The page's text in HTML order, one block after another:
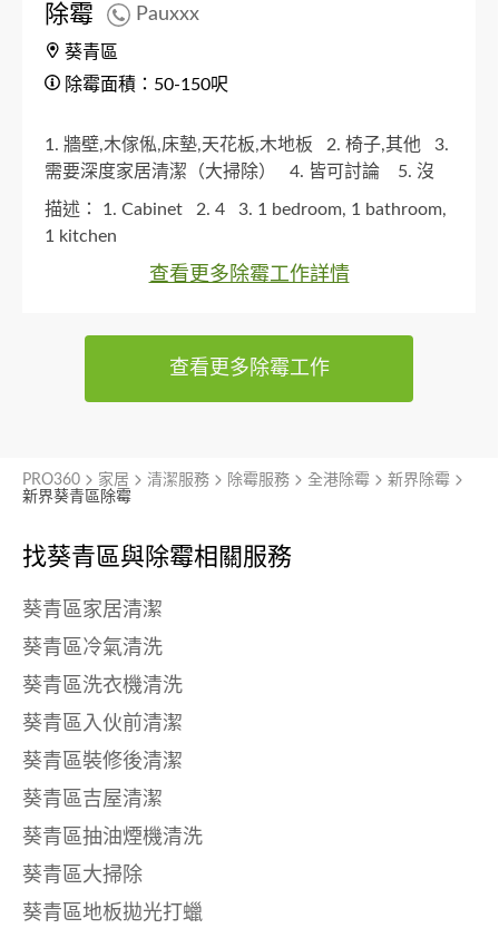
除霉 Pauxxx
葵青區
除霉面積：50-150呎
1. 牆壁,木傢俬,床墊,天花板,木地板 2. 椅子,其他
3.
需要深度家居清潔（大掃除）
4. 皆可討論
5. 沒
有
描述： 1. Cabinet 2. 4
3. 1 bedroom, 1 bathroom,
1 kitchen
查看更多除霉工作詳情
查看更多除霉工作
找葵青區與除霉相關服務
葵青區家居清潔
葵青區冷氣清洗
葵青區洗衣機清洗
葵青區入伙前清潔
葵青區裝修後清潔
葵青區吉屋清潔
葵青區抽油煙機清洗
葵青區大掃除
葵青區地板拋光打蠟
PRO360 家居 清潔服務 除霉服務 全港除霉
新界除霉
新界葵青區除霉